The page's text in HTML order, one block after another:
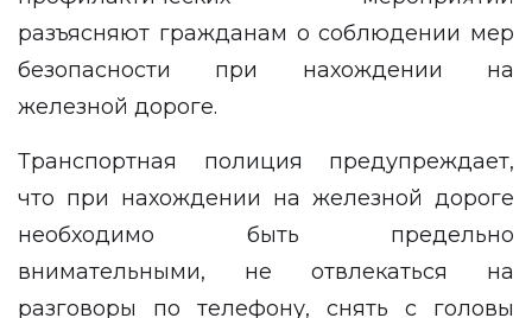
разъясняют гражданам о соблюдении мер
безопасности при нахождении на
железной дороге.
Транспортная полиция предупреждает,
что при нахождении на железной дороге
необходимо быть предельно
внимательными, не отвлекаться на
разговоры по телефону, снять с головы